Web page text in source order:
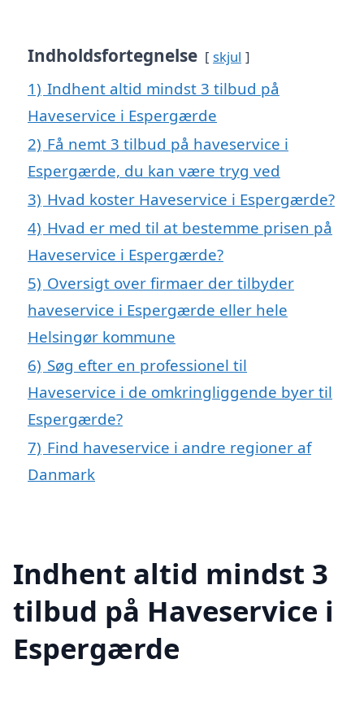
Indholdsfortegnelse skjul
1) Indhent altid mindst 3 tilbud på
Haveservice i Espergærde
2) Få nemt 3 tilbud på haveservice i
Espergærde, du kan være tryg ved
3) Hvad koster Haveservice i Espergærde?
4) Hvad er med til at bestemme prisen på
Haveservice i Espergærde?
5) Oversigt over firmaer der tilbyder
haveservice i Espergærde eller hele
Helsingør kommune
6) Søg efter en professionel til
Haveservice i de omkringliggende byer til
Espergærde?
7) Find haveservice i andre regioner af
Danmark
Indhent altid mindst 3
tilbud på Haveservice i
Espergærde